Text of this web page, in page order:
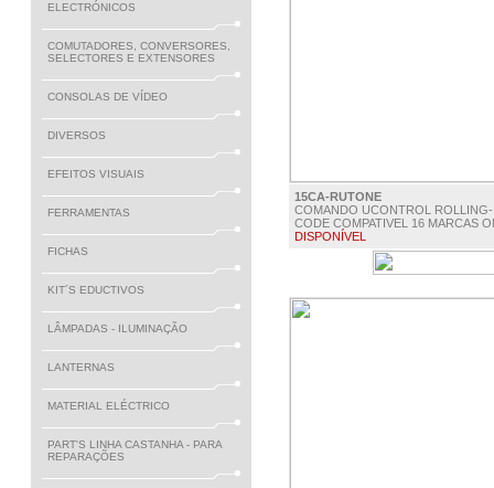
ELECTRÓNICOS
COMUTADORES, CONVERSORES,
SELECTORES E EXTENSORES
CONSOLAS DE VÍDEO
DIVERSOS
EFEITOS VISUAIS
FERRAMENTAS
FICHAS
KIT´S EDUCTIVOS
LÂMPADAS - ILUMINAÇÃO
LANTERNAS
MATERIAL ELÉCTRICO
PART'S LINHA CASTANHA - PARA
REPARAÇÕES
15CA-RUTONE
COMANDO UCONTROL ROLLING-
CODE COMPATIVEL 16 MARCAS
DISPONÍVEL